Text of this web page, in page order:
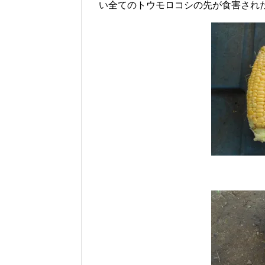
い全てのトウモロコシの先が食害され